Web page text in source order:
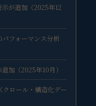
が追加（2025年12
フォーマンス分析
加（2025年10月）
クロール・構造化デー